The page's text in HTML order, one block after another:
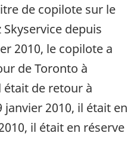
de copilote sur le
depuis
2010, le copilote a
de Toronto à
était de retour à
janvier 2010, il était en
il était en réserve